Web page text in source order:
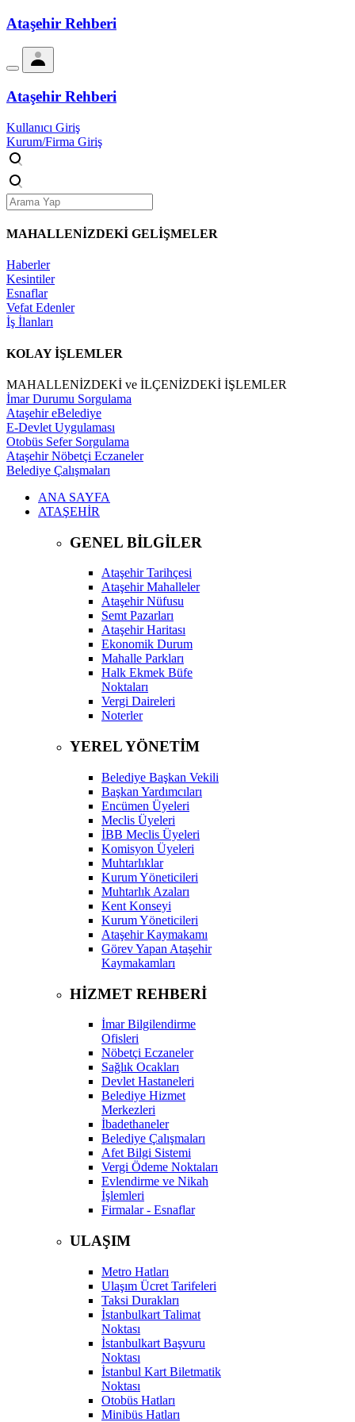
Ataşehir Rehberi
Ataşehir Rehberi
Kullanıcı Giriş
Kurum/Firma Giriş
MAHALLENİZDEKİ GELİŞMELER
Haberler
Kesintiler
Esnaflar
Vefat Edenler
İş İlanları
KOLAY İŞLEMLER
MAHALLENİZDEKİ ve İLÇENİZDEKİ İŞLEMLER
İmar Durumu Sorgulama
Ataşehir eBelediye
E-Devlet Uygulaması
Otobüs Sefer Sorgulama
Ataşehir Nöbetçi Eczaneler
Belediye Çalışmaları
ANA SAYFA
ATAŞEHİR
GENEL BİLGİLER
Ataşehir Tarihçesi
Ataşehir Mahalleler
Ataşehir Nüfusu
Semt Pazarları
Ataşehir Haritası
Ekonomik Durum
Mahalle Parkları
Halk Ekmek Büfe
Noktaları
Vergi Daireleri
Noterler
YEREL YÖNETİM
Belediye Başkan Vekili
Başkan Yardımcıları
Encümen Üyeleri
Meclis Üyeleri
İBB Meclis Üyeleri
Komisyon Üyeleri
Muhtarlıklar
Kurum Yöneticileri
Muhtarlık Azaları
Kent Konseyi
Kurum Yöneticileri
Ataşehir Kaymakamı
Görev Yapan Ataşehir
Kaymakamları
HİZMET REHBERİ
İmar Bilgilendirme
Ofisleri
Nöbetçi Eczaneler
Sağlık Ocakları
Devlet Hastaneleri
Belediye Hizmet
Merkezleri
İbadethaneler
Belediye Çalışmaları
Afet Bilgi Sistemi
Vergi Ödeme Noktaları
Evlendirme ve Nikah
İşlemleri
Firmalar - Esnaflar
ULAŞIM
Metro Hatları
Ulaşım Ücret Tarifeleri
Taksi Durakları
İstanbulkart Talimat
Noktası
İstanbulkart Başvuru
Noktası
İstanbul Kart Biletmatik
Noktası
Otobüs Hatları
Minibüs Hatları